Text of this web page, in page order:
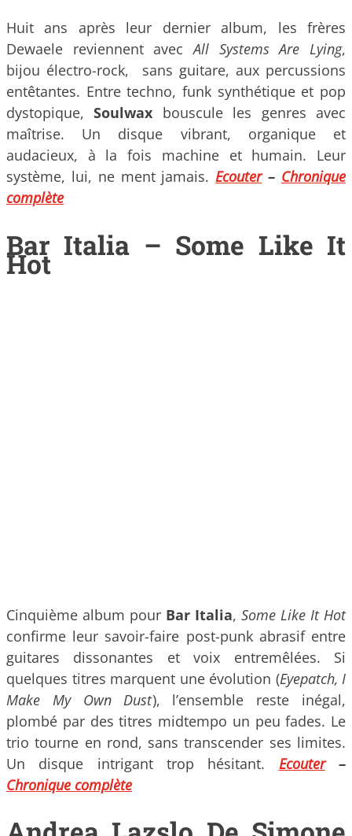
Huit ans après leur dernier album, les frères
Dewaele reviennent avecAll Systems Are Lying,
bijou électro-rock, sans guitare, aux percussions
entêtantes. Entre techno, funk synthétique et pop
dystopique,Soulwax bouscule les genres avec
maîtrise. Un disque vibrant, organique et
audacieux, à la fois machine et humain. Leur
système, lui, ne ment jamais.Ecouter– Chronique
complète
Bar Italia – Some Like It
Hot
Cinquième album pour Bar Italia, Some Like It Hot
confirme leur savoir-faire post-punk abrasif entre
guitares dissonantes et voix entremêlées. Si
quelques titres marquent une évolution (Eyepatch, I
Make My Own Dust), l’ensemble reste inégal,
plombé par des titres midtempo un peu fades. Le
trio tourne en rond, sans transcender ses limites.
Un disque intrigant trop hésitant. Ecouter–
Chronique complète